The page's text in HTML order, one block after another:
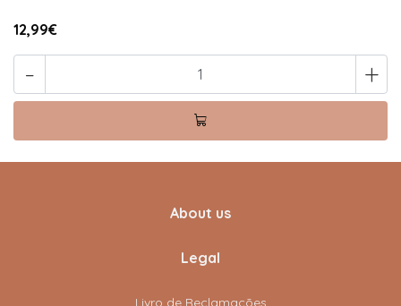
12,99€
- +
About us
Legal
Livro de Reclamações